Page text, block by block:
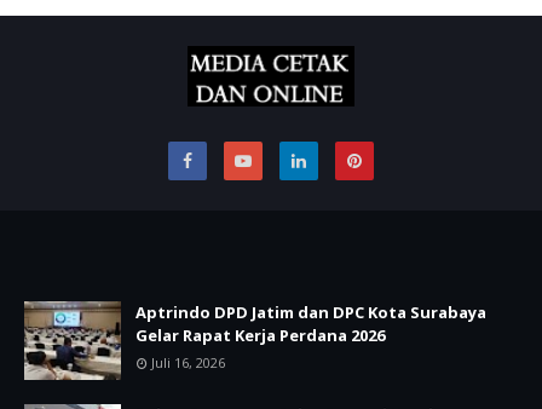
Aptrindo DPD Jatim dan DPC Kota Surabaya
Gelar Rapat Kerja Perdana 2026
Juli 16, 2026